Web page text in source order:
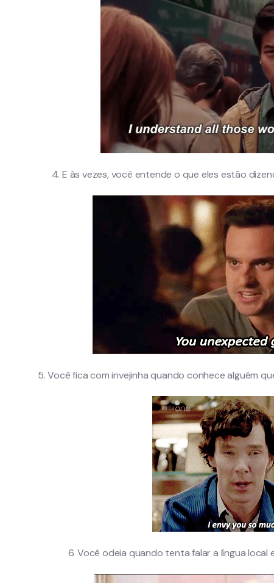
4. E às vezes, você entende o que eles estão
5. Você fica com invejinha quando conhece alguém
6. Você odeia quando tenta falar a língua local